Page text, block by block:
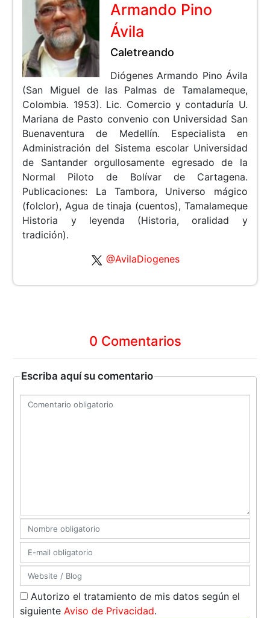
Armando Pino
Ávila
Caletreando
Diógenes Armando Pino Ávila
(San Miguel de las Palmas de Tamalameque,
Colombia. 1953). Lic. Comercio y contaduría U.
Mariana de Pasto convenio con Universidad San
Buenaventura de Medellín. Especialista en
Administración del Sistema escolar Universidad
de Santander orgullosamente egresado de la
Normal Piloto de Bolívar de Cartagena.
Publicaciones: La Tambora, Universo mágico
(folclor), Agua de tinaja (cuentos), Tamalameque
Historia y leyenda (Historia, oralidad y
tradición).
@AvilaDiogenes
0 Comentarios
Escriba aquí su comentario
Autorizo el tratamiento de mis datos según el
siguienteAviso de Privacidad.